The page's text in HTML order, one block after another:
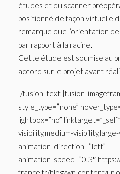
études et du scanner
positionné de façon virtuelle
remarque que l’orientation de
par rapport à la racine.
Cette étude est soumise au
accord sur le projet avant
[/
style_type=”none”
lightbox=”no”
visibility,medium-visibility,large-
animation_direction=”left”